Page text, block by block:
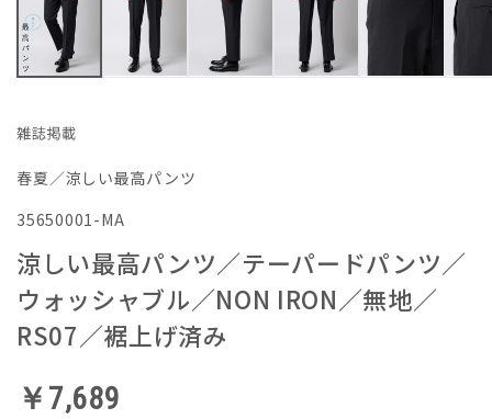
春夏／涼しい最高パンツ
35650001-MA
涼しい最高パンツ／テーパードパンツ／
ウォッシャブル／NON IRON／無地／
RS07／裾上げ済み
￥7,689